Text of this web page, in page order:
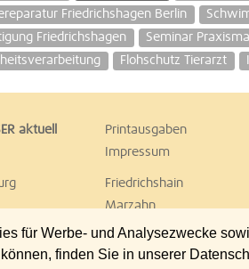
für Werbe- und Analysezwecke
finden Sie in unserer
Friedrichshagen Berlin
Friedrichshagen
Seminar
Flohschutz Tierarzt
aktuell Printausgaben
Impressum
Friedrichshain
Marzahn
Schöneberg
Umland Ost